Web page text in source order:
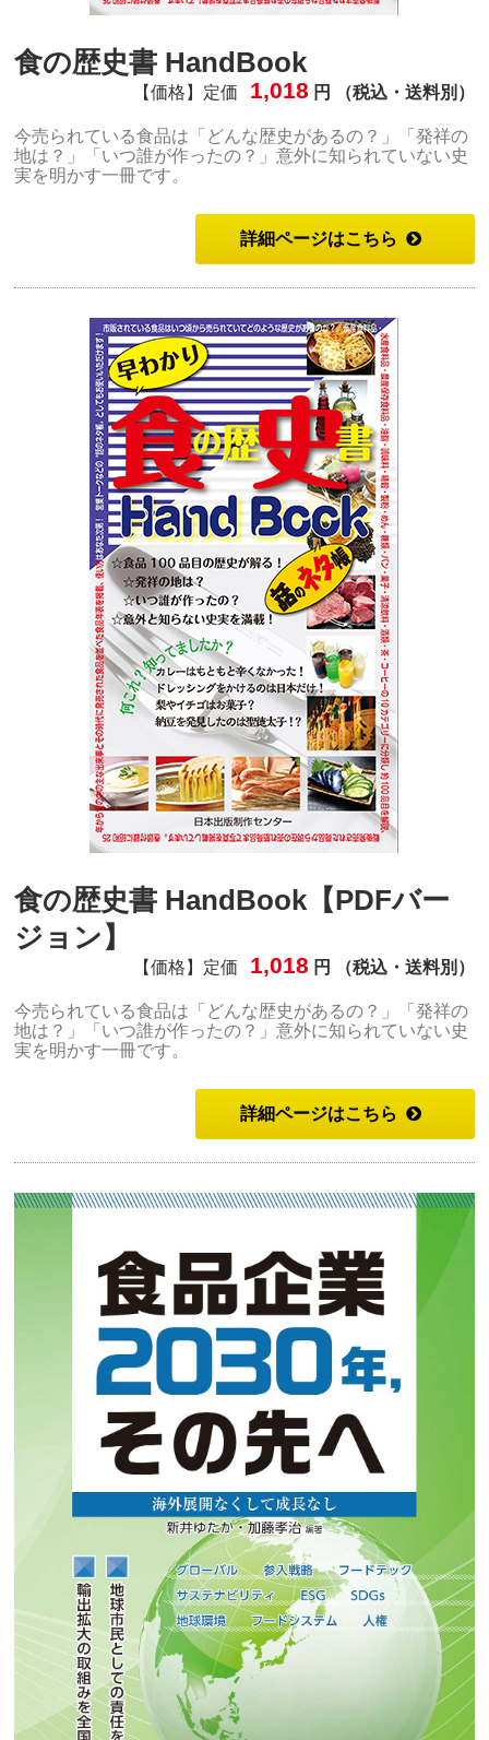
食の歴史書 HandBook
【価格】定価 1,018 円 （税込・送料別）
今売られている食品は「どんな歴史があるの？」「発祥の
地は？」「いつ誰が作ったの？」意外に知られていない史
実を明かす一冊です。
詳細ページはこちら
食の歴史書 HandBook【PDFバー
ジョン】
【価格】定価 1,018 円 （税込・送料別）
今売られている食品は「どんな歴史があるの？」「発祥の
地は？」「いつ誰が作ったの？」意外に知られていない史
実を明かす一冊です。
詳細ページはこちら